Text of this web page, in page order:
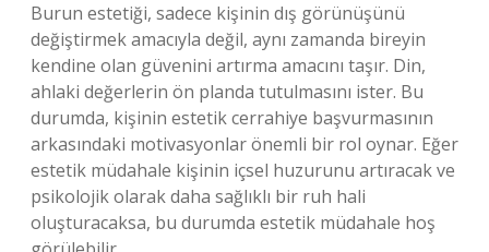
Burun estetiği, sadece kişinin dış görünüşünü
değiştirmek amacıyla değil, aynı zamanda bireyin
kendine olan güvenini artırma amacını taşır. Din,
ahlaki değerlerin ön planda tutulmasını ister. Bu
durumda, kişinin estetik cerrahiye başvurmasının
arkasındaki motivasyonlar önemli bir rol oynar. Eğer
estetik müdahale kişinin içsel huzurunu artıracak ve
psikolojik olarak daha sağlıklı bir ruh hali
oluşturacaksa, bu durumda estetik müdahale hoş